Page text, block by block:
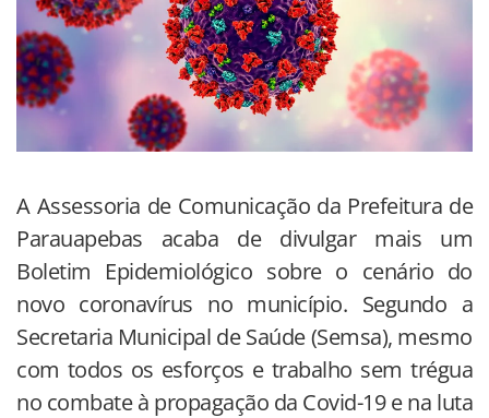
A Assessoria de Comunicação da Prefeitura de
Parauapebas acaba de divulgar mais um
Boletim Epidemiológico sobre o cenário do
novo coronavírus no município. Segundo a
Secretaria Municipal de Saúde (Semsa), mesmo
com todos os esforços e trabalho sem trégua
no combate à propagação da Covid-19 e na luta